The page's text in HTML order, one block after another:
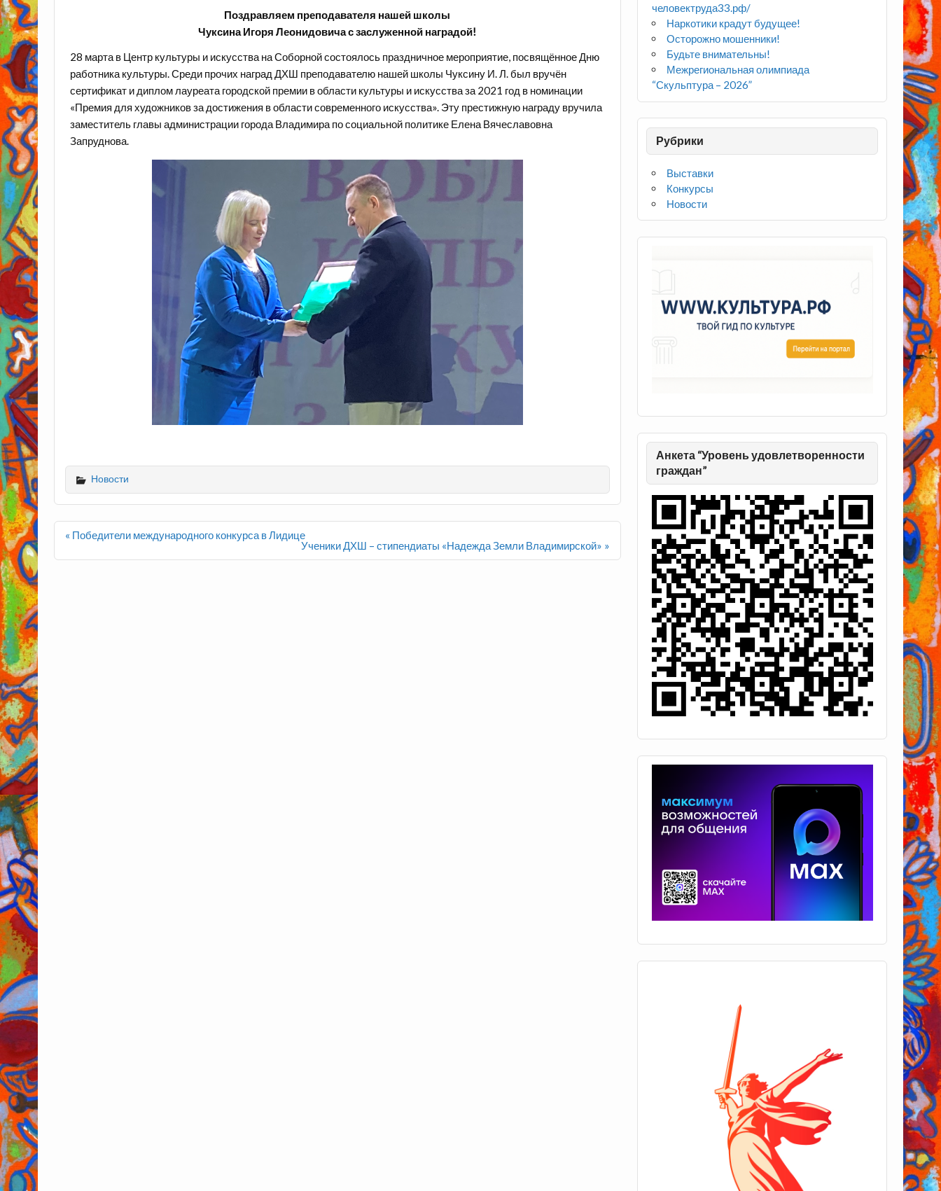
Поздравляем преподавателя нашей школы
Чуксина Игоря Леонидовича с заслуженной наградой!
28 марта в Центр культуры и искусства на Соборной состоялось праздничное мероприятие, посвящённое Дню
работника культуры. Среди прочих наград ДХШ преподавателю нашей школы Чуксину И. Л. был вручён
сертификат и диплом лауреата городской премии в области культуры и искусства за 2021 год в номинации
«Премия для художников за достижения в области современного искусства». Эту престижную награду вручила
заместитель главы администрации города Владимира по социальной политике Елена Вячеславовна
Запруднова.
Новости
Навигация
« Победители международного конкурса в Лидице
Ученики ДХШ – стипендиаты «Надежда Земли Владимирской» »
человектруда33.рф/
Наркотики крадут будущее!
Осторожно мошенники!
Будьте внимательны!
Межрегиональная олимпиада
“Скульптура – 2026”
Рубрики
Выставки
Конкурсы
Новости
Анкета “Уровень удовлетворенности
граждан”